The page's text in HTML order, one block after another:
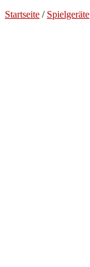
Startseite / Spielgeräte